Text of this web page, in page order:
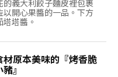
義大利餃子麵皮裡包裹
以開心果醬的一品。下方
塔醬。
原本美味的『烤香脆
』